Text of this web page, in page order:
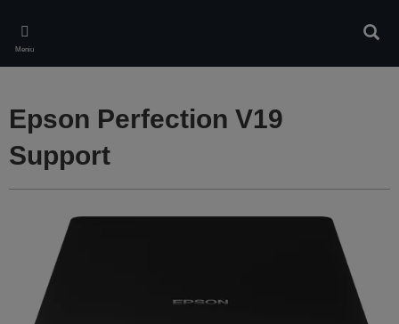
main
content
Meniu
Epson Perfection V19
Support